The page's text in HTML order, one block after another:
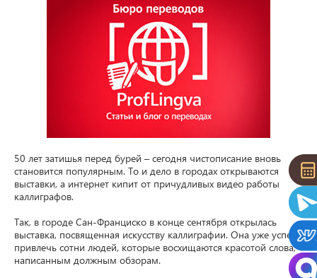
50 лет затишья перед бурей – сегодня чистописание вновь
становится популярным. То и дело в городах открываются
выставки, а интернет кипит от причудливых видео работы
каллиграфов.
Так, в городе Сан-Франциско в конце сентября открылась
выставка, посвященная искусству каллиграфии. Она уже успела
привлечь сотни людей, которые восхищаются красотой слова,
написанным должным обзорам.